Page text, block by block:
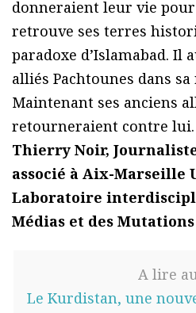
donneraient leur vie pour
retrouve ses terres
paradoxe d’Islamabad. Il
alliés Pachtounes dans
Maintenant ses anciens
retourneraient contre lui.
Thierry Noir,
associé à Aix-Marseille
Laboratoire
Médias et des
A lire
Le Kurdistan, une